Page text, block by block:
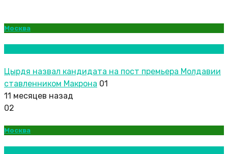
Москва
Цырдя назвал кандидата на пост премьера Молдавии
ставленником Макрона 01
11 месяцев назад
02
Москва